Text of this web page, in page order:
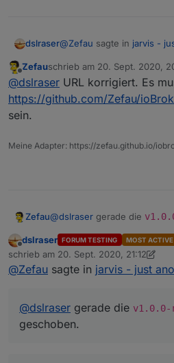
dslraser@Zefau sagte in jarvis -
gerade die v1.0.0-rc.8
Offline
Zefauschrieb am 20. Sept. 2020,
zuletzt editiert von
@dslraser URL korrigiert. Es
https://github.com/Zefau/
sein.
Meine Adapter: https://zefau.github.io/
Zefau@dslraser gerade die
beim Hinzufügen von
nun ein Fehler
positionfehlt.
Einstellungen
sollten korrekt unten
Könntest du die drei Punkte
Danke dir!
Offline
dslraser FORUM TESTING MOST ACTIVE
schrieb am 20. Sept. 2020, 21:12
zuletzt editiert von dslraser
@Zefau sagte in jarvis - just
@dslraser gerade die
geschoben.